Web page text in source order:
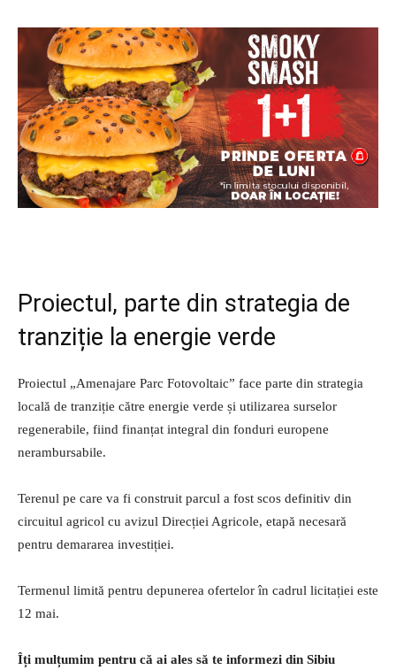
Proiectul, parte din strategia de
tranziție la energie verde
Proiectul „Amenajare Parc Fotovoltaic” face parte din strategia
locală de tranziție către energie verde și utilizarea surselor
regenerabile, fiind finanțat integral din fonduri europene
nerambursabile.
Terenul pe care va fi construit parcul a fost scos definitiv din
circuitul agricol cu avizul Direcției Agricole, etapă necesară
pentru demararea investiției.
Termenul limită pentru depunerea ofertelor în cadrul licitației este
12 mai.
Îți mulțumim pentru că ai ales să te informezi din Sibiu